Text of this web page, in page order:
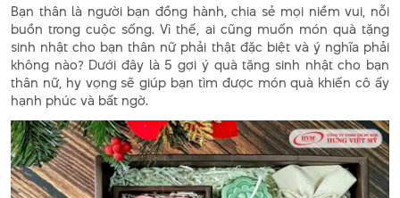
Bạn thân là người bạn đồng hành, chia sẻ mọi niềm vui, nỗi
buồn trong cuộc sống. Vì thế, ai cũng muốn món quà tặng
sinh nhật cho bạn thân nữ phải thật đặc biệt và ý nghĩa phải
không nào? Dưới đây là 5 gợi ý quà tặng sinh nhật cho bạn
thân nữ, hy vọng sẽ giúp bạn tìm được món quà khiến cô ấy
hạnh phúc và bất ngờ.